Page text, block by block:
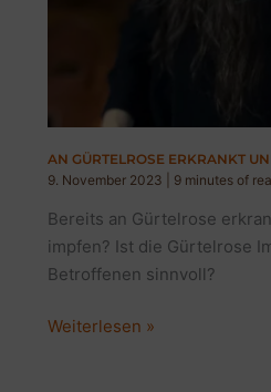
AN GÜRTELROSE ERKRANKT
9. November 2023
9 minutes of
Bereits an Gürtelrose
impfen? Ist die Gürtelrose
Betroffenen sinnvoll?
An
Weiterlesen »